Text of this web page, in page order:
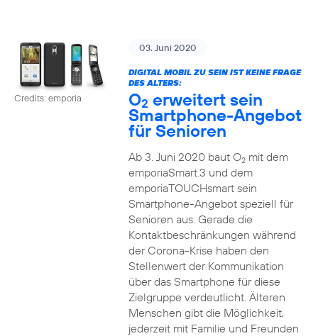
Credits: emporia
03. Juni 2020
DIGITAL MOBIL ZU SEIN IST KEINE FRAGE
DES ALTERS:
O2 erweitert sein
Smartphone-Angebot
für Senioren
Ab 3. Juni 2020 baut O2mit dem
emporiaSmart.3 und dem
emporiaTOUCHsmart sein
Smartphone-Angebot speziell für
Senioren aus. Gerade die
Kontaktbeschränkungen während
der Corona-Krise haben den
Stellenwert der Kommunikation
über das Smartphone für diese
Zielgruppe verdeutlicht. Älteren
Menschen gibt die Möglichkeit,
jederzeit mit Familie und Freunden